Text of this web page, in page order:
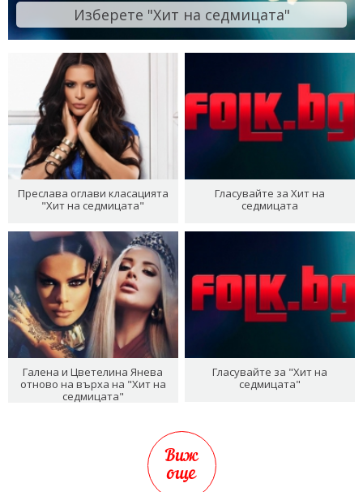
Изберете "Хит на седмицата"
Преслава оглави класацията
"Хит на седмицата"
Гласувайте за Хит на
седмицата
Галена и Цветелина Янева
отново на върха на "Хит на
седмицата"
Гласувайте за "Хит на
седмицата"
Виж
още